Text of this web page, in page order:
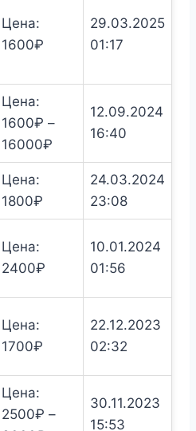
Цена:
1600₽
29.03.2025
01:17
Цена:
1600₽ –
16000₽ Диапазон
цен:
1600₽
12.09.2024
16:40
Цена:
1800₽
24.03.2024
23:08
Цена:
2400₽
10.01.2024
01:56
Цена:
1700₽
22.12.2023
02:32
Цена:
2500₽ –
30.11.2023
15:53